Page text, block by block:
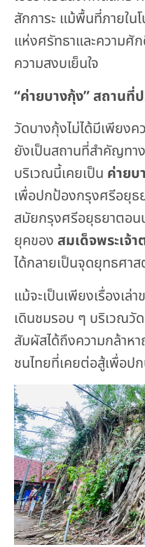
สักการะ แม้พื้นที่ภายใน
แห่งศรัทธาและความศั
ความสงบเย็นใจ
“ค่ายบางกุ้ง” สถานที่
วัดบางกุ้งไม่ได้มีเพียง
ยังเป็นสถานที่สำคัญทา
บริเวณนี้เคยเป็น ค่ายบ
เพื่อปกป้องกรุงศรีอยุธ
สมัยกรุงศรีอยุธยาตอน
ยุคของ สมเด็จพระเจ้
ได้กลายเป็นจุดยุทธศา
แม้จะเป็นเพียงเรื่องเล่
เดินชมรอบ ๆ บริเวณวั
สัมผัสได้ถึงความกล้าห
ชนไทยที่เคยต่อสู้เพื่อป